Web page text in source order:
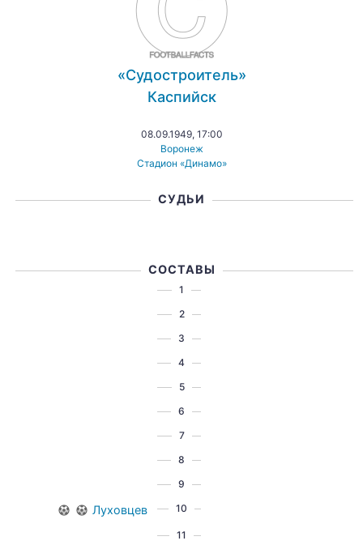
«Судостроитель»
Каспийск
08.09.1949, 17:00
Воронеж
Стадион «Динамо»
СУДЬИ
СОСТАВЫ
1
2
3
4
5
6
7
8
9
Луховцев 10
11